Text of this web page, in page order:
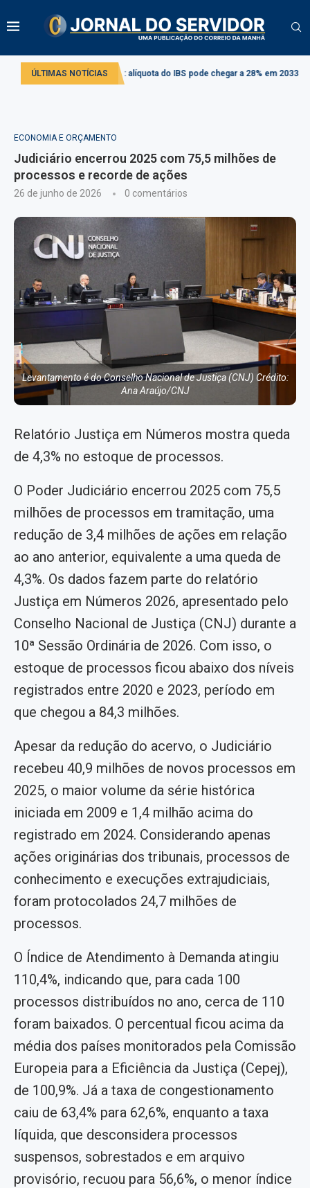
ÚLTIMAS NOTÍCIAS
tributária: alíquota do IBS pode chegar a 28% em 2033 Comissão
ECONOMIA E ORÇAMENTO
Judiciário encerrou 2025 com 75,5 milhões de
processos e recorde de ações
26 de junho de 2026 0 comentários
Levantamento é do Conselho Nacional de Justiça (CNJ) Crédito:
Ana Araújo/CNJ
Relatório Justiça em Números mostra queda
de 4,3% no estoque de processos.
O Poder Judiciário encerrou 2025 com 75,5
milhões de processos em tramitação, uma
redução de 3,4 milhões de ações em relação
ao ano anterior, equivalente a uma queda de
4,3%. Os dados fazem parte do relatório
Justiça em Números 2026, apresentado pelo
Conselho Nacional de Justiça (CNJ) durante a
10ª Sessão Ordinária de 2026. Com isso, o
estoque de processos ficou abaixo dos níveis
registrados entre 2020 e 2023, período em
que chegou a 84,3 milhões.
Apesar da redução do acervo, o Judiciário
recebeu 40,9 milhões de novos processos em
2025, o maior volume da série histórica
iniciada em 2009 e 1,4 milhão acima do
registrado em 2024. Considerando apenas
ações originárias dos tribunais, processos de
conhecimento e execuções extrajudiciais,
foram protocolados 24,7 milhões de
processos.
O Índice de Atendimento à Demanda atingiu
110,4%, indicando que, para cada 100
processos distribuídos no ano, cerca de 110
foram baixados. O percentual ficou acima da
média dos países monitorados pela Comissão
Europeia para a Eficiência da Justiça (Cepej),
de 100,9%. Já a taxa de congestionamento
caiu de 63,4% para 62,6%, enquanto a taxa
líquida, que desconsidera processos
suspensos, sobrestados e em arquivo
provisório, recuou para 56,6%, o menor índice